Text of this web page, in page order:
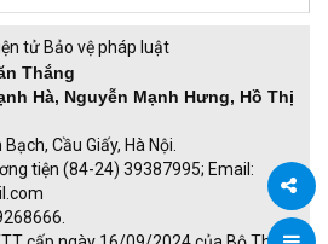
Chia
tử Bảo vệ pháp luật
Thắng
Hà, Nguyễn Mạnh Hưng, Hồ Thị
Cầu Giấy, Hà Nội.
tiện (84-24) 39387995; Email: